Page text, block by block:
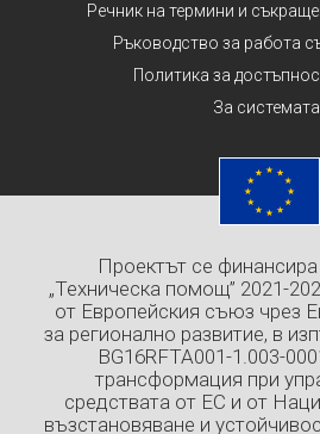
Речник на термини и
Ръководство за работа
Политика за
За системата
Проектът се
„Техническа помощ” 2021-
от Европейския съюз чрез
за регионално развитие, в
BG16RFTA001-1.003-
трансформация при
средствата от ЕС и от
възстановяване и